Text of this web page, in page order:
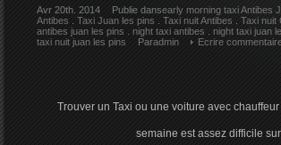
Avr 20th. 2014 Publie dansearly morning taxi Antibes
Antibes
Taxi Juan les pins Taxi nuit Antibes Taxi nuit
antibes juan les pins
night taxi antibes night taxi juan
taxi nuit juan les pins
Paradmin Ecrire
Trouver un Taxi ou une voiture avec
semaine est assez difficile